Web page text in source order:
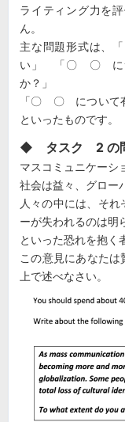
ライティング力を
ん。
主な問題形式は、
い」 「〇 〇 に
か？」
「〇 〇 について
といったものです。
◆ タスク 2 の
マスコミュニケーシ
社会は益々、グロー
人々の中には、そ
ーが失われるのは明
といった恐れを抱く
この意見にあなた
上で述べなさい。